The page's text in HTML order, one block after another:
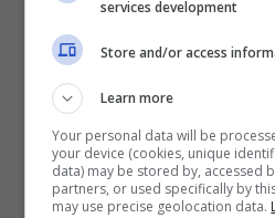
BONUS BENVENUTO
Per i nuovi utenti della
Bonus Scommesse + 100%
Sport
services development
Store and/or access
Learn more
Your personal data will be
your device (cookies, unique
data) may be stored by, accessed
partners, or used specifically by
may use precise geolocation data.